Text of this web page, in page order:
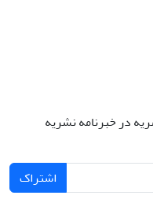
در خبرنامه نشریه
اشتراک